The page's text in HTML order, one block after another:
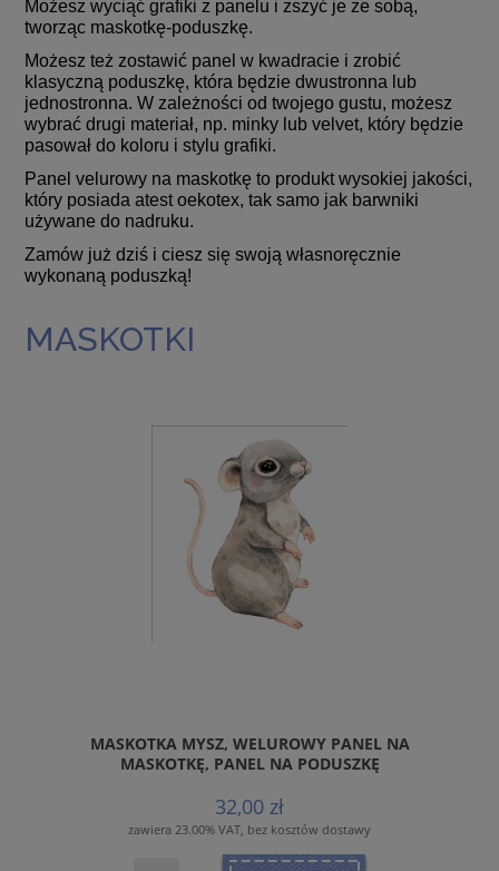
Możesz wyciąć grafiki z panelu i zszyć je ze sobą,
tworząc maskotkę-poduszkę.
Możesz też zostawić panel w kwadracie i zrobić
klasyczną poduszkę, która będzie dwustronna lub
jednostronna. W zależności od twojego gustu, możesz
wybrać drugi materiał, np. minky lub velvet, który będzie
pasował do koloru i stylu grafiki.
Panel velurowy na maskotkę to produkt wysokiej jakości,
który posiada atest oekotex, tak samo jak barwniki
używane do nadruku.
Zamów już dziś i ciesz się swoją własnoręcznie
wykonaną poduszką!
MASKOTKI
MASKOTKA MYSZ, WELUROWY PANEL NA
MASKOTKĘ, PANEL NA PODUSZKĘ
32,00 zł
zawiera 23.00% VAT, bez kosztów dostawy